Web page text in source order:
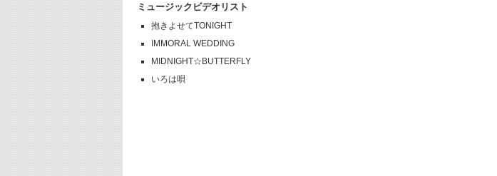
ミュージックビデオリスト
抱きよせてTONIGHT
IMMORAL WEDDING
MIDNIGHT☆BUTTERFLY
いろは唄